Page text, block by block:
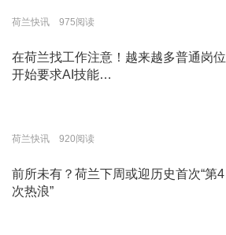
荷兰快讯 975阅读
在荷兰找工作注意！越来越多普通岗位
开始要求AI技能…
荷兰快讯 920阅读
前所未有？荷兰下周或迎历史首次“第4
次热浪”